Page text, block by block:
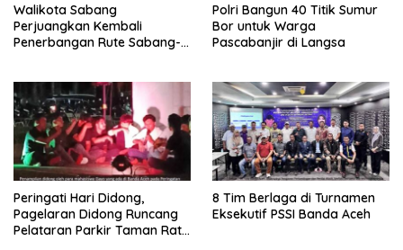
Walikota Sabang
Perjuangkan Kembali
Penerbangan Rute Sabang-
Polri Bangun 40 Titik Sumur
Bor untuk Warga
Pascabanjir di Langsa
Peringati Hari Didong,
Pagelaran Didong Runcang
Pelataran Parkir Taman Ratu
8 Tim Berlaga di Turnamen
Eksekutif PSSI Banda Aceh